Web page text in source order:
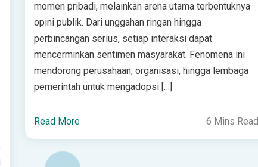
momen pribadi, melainkan arena utama terbentuknya
opini publik. Dari unggahan ringan hingga
perbincangan serius, setiap interaksi dapat
mencerminkan sentimen masyarakat. Fenomena ini
mendorong perusahaan, organisasi, hingga lembaga
pemerintah untuk mengadopsi […]
Read More 6 Mins Read